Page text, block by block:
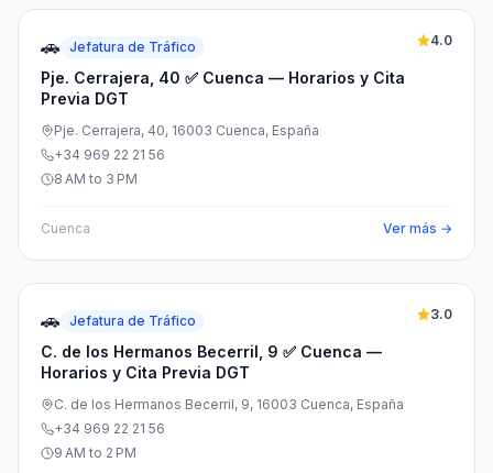
🚗 Jefatura de Tráfico
Pje. Cerrajera, 40 ✅ Cuenca — Horarios y Cita
Previa DGT
4.0
Pje. Cerrajera, 40, 16003 Cuenca, España
+34 969 22 21 56
8 AM to 3 PM
Cuenca Ver más →
🚗 Jefatura de Tráfico
C. de los Hermanos Becerril, 9 ✅ Cuenca —
Horarios y Cita Previa DGT
3.0
C. de los Hermanos Becerril, 9, 16003 Cuenca, España
+34 969 22 21 56
9 AM to 2 PM